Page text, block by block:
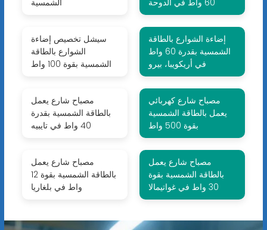
الشمسية
60 واط في الدوحة
سيشل تخصيص إضاءة
الشوارع بالطاقة
الشمسية بقوة 100 واط
إضاءة الشوارع بالطاقة
الشمسية بقدرة 60 واط
في أريكويبا، بيرو
مصباح شارع يعمل
بالطاقة الشمسية بقدرة
40 واط في تايبيه
مصباح شارع كهربائي
يعمل بالطاقة الشمسية
بقوة 500 واط
مصباح شارع يعمل
بالطاقة الشمسية بقوة 12
واط في بلغاريا
مصباح شارع يعمل
بالطاقة الشمسية بقوة
30 واط في غواتيمالا